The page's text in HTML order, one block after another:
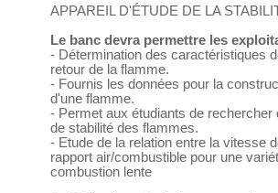
APPAREIL D'ÉTUDE DE LA
Le banc devra permettre les
- Détermination des caractéristiques
retour de la flamme.
- Fournis les données pour la
d'une flamme.
- Permet aux étudiants de
de stabilité des flammes.
- Etude de la relation entre la vitesse
rapport air/combustible pour une
combustion lente